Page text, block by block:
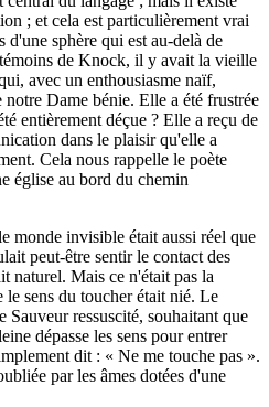
; et cela est particulièrement vrai
d'une sphère qui est au-delà de
de Knock, il y avait la vieille
avec un enthousiasme naïf,
Dame bénie. Elle a été frustrée
entièrement déçue ? Elle a reçu de
dans le plaisir qu'elle a
Cela nous rappelle le poète
église au bord du chemin
monde invisible était aussi réel que
peut-être sentir le contact des
naturel. Mais ce n'était pas la
sens du toucher était nié. Le
Sauveur ressuscité, souhaitant que
dépasse les sens pour entrer
dit : « Ne me touche pas ».
par les âmes dotées d'une